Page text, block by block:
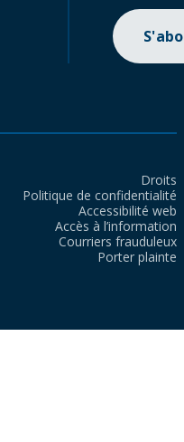
Droits
Politique de confidentialité
Accessibilité web
Accès à l’information
Courriers frauduleux
Porter plainte